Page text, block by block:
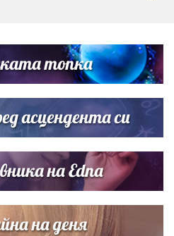
с песен
топка
асцендента си
на Edna
на деня